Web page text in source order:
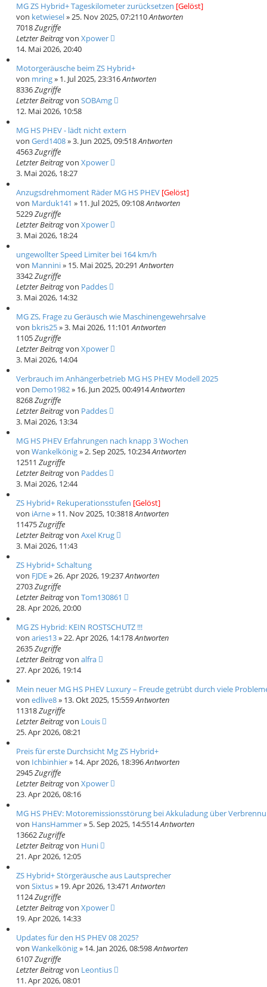
MG ZS Hybrid+ Tageskilometer zurücksetzen [Gelöst]
von ketwiesel» 25. Nov 2025, 07:2110Antworten
7018Zugriffe
Letzter Beitragvon Xpower
14. Mai 2026, 20:40
Motorgeräusche beim ZS Hybrid+
von mring» 1. Jul 2025, 23:316Antworten
8336Zugriffe
Letzter Beitragvon SOBAmg
12. Mai 2026, 10:58
MG HS PHEV - lädt nicht extern
von Gerd1408» 3. Jun 2025, 09:518Antworten
4563Zugriffe
Letzter Beitragvon Xpower
3. Mai 2026, 18:27
Anzugsdrehmoment Räder MG HS PHEV [Gelöst]
von Marduk141 » 11. Jul 2025, 09:108Antworten
5229Zugriffe
Letzter Beitragvon Xpower
3. Mai 2026, 18:24
ungewollter Speed Limiter bei 164 km/h
von Mannini» 15. Mai 2025, 20:291Antworten
3342Zugriffe
Letzter Beitragvon Paddes
3. Mai 2026, 14:32
MG ZS, Frage zu Geräusch wie Maschinengewehrsalve
von bkris25» 3. Mai 2026, 11:101Antworten
1105Zugriffe
Letzter Beitragvon Xpower
3. Mai 2026, 14:04
Verbrauch im Anhängerbetrieb MG HS PHEV Modell 2025
von Demo1982» 16. Jun 2025, 00:4914Antworten
8268Zugriffe
Letzter Beitragvon Paddes
3. Mai 2026, 13:34
MG HS PHEV Erfahrungen nach knapp 3 Wochen
von Wankelkönig» 2. Sep 2025, 10:234Antworten
12511 Zugriffe
Letzter Beitragvon Paddes
3. Mai 2026, 12:44
ZS Hybrid+ Rekuperationsstufen [Gelöst]
von iArne» 11. Nov 2025, 10:3818Antworten
11475Zugriffe
Letzter Beitragvon Axel Krug
3. Mai 2026, 11:43
ZS Hybrid+ Schaltung
von FJDE» 26. Apr 2026, 19:237Antworten
2703Zugriffe
Letzter Beitragvon Tom130861
28. Apr 2026, 20:00
MG ZS Hybrid: KEIN ROSTSCHUTZ !!!
von aries13» 22. Apr 2026, 14:178Antworten
2635Zugriffe
Letzter Beitragvon alfra
27. Apr 2026, 19:14
Mein neuer MG HS PHEV Luxury – Freude getrübt durch viele
von edlive8» 13. Okt 2025, 15:559Antworten
11318Zugriffe
Letzter Beitragvon Louis
25. Apr 2026, 08:21
Preis für erste Durchsicht Mg ZS Hybrid+
von Ichbinhier» 14. Apr 2026, 18:396Antworten
2945Zugriffe
Letzter Beitragvon Xpower
23. Apr 2026, 08:16
MG HS PHEV: Motoremissionsstörung bei Akkuladung über
von HansHammer» 5. Sep 2025, 14:5514Antworten
13662Zugriffe
Letzter Beitragvon Huni
21. Apr 2026, 12:05
ZS Hybrid+ Störgeräusche aus Lautsprecher
von Sixtus» 19. Apr 2026, 13:471Antworten
1124Zugriffe
Letzter Beitragvon Xpower
19. Apr 2026, 14:33
Updates für den HS PHEV 08 2025?
von Wankelkönig» 14. Jan 2026, 08:598Antworten
6107Zugriffe
Letzter Beitragvon Leontius
11. Apr 2026, 08:01